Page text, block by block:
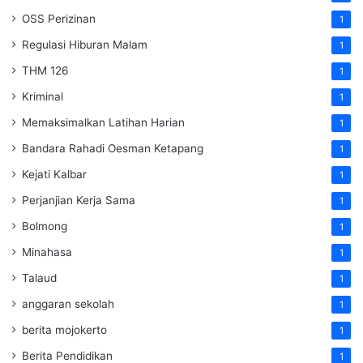
OSS Perizinan 1
Regulasi Hiburan Malam 1
THM 126 1
Kriminal 1
Memaksimalkan Latihan Harian 1
Bandara Rahadi Oesman Ketapang 1
Kejati Kalbar 1
Perjanjian Kerja Sama 1
Bolmong 1
Minahasa 1
Talaud 1
anggaran sekolah 1
berita mojokerto 1
Berita Pendidikan 1